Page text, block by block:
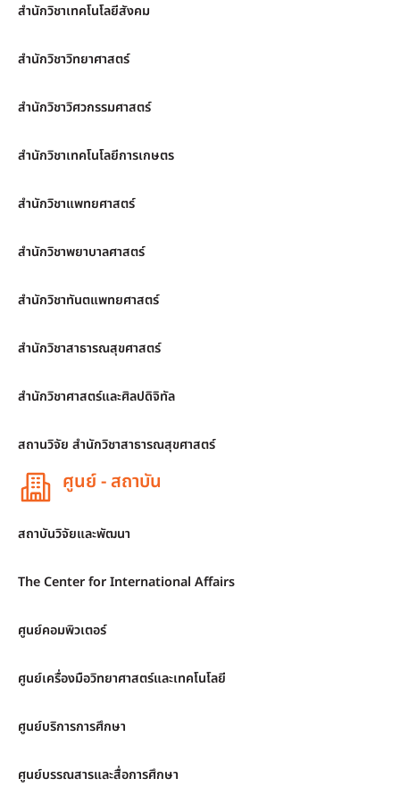
สำนักวิชาเทคโนโลยีสังคม
สำนักวิชาวิทยาศาสตร์
สำนักวิชาวิศวกรรมศาสตร์
สำนักวิชาเทคโนโลยีการเกษตร
สำนักวิชาแพทยศาสตร์
สำนักวิชาพยาบาลศาสตร์
สำนักวิชาทันตแพทยศาสตร์
สำนักวิชาสาธารณสุขศาสตร์
สำนักวิชาศาสตร์และศิลปดิจิทัล
สถานวิจัย สำนักวิชาสาธารณสุขศาสตร์
ศูนย์ - สถาบัน
สถาบันวิจัยและพัฒนา
The Center for International Affairs
ศูนย์คอมพิวเตอร์
ศูนย์เครื่องมือวิทยาศาสตร์และเทคโนโลยี
ศูนย์บริการการศึกษา
ศูนย์บรรณสารและสื่อการศึกษา